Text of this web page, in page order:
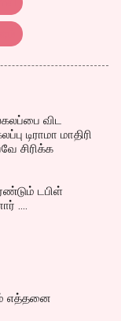
விட
டிராமா மாதிரி
சிரிக்க
டபிள்
....
எத்தனை